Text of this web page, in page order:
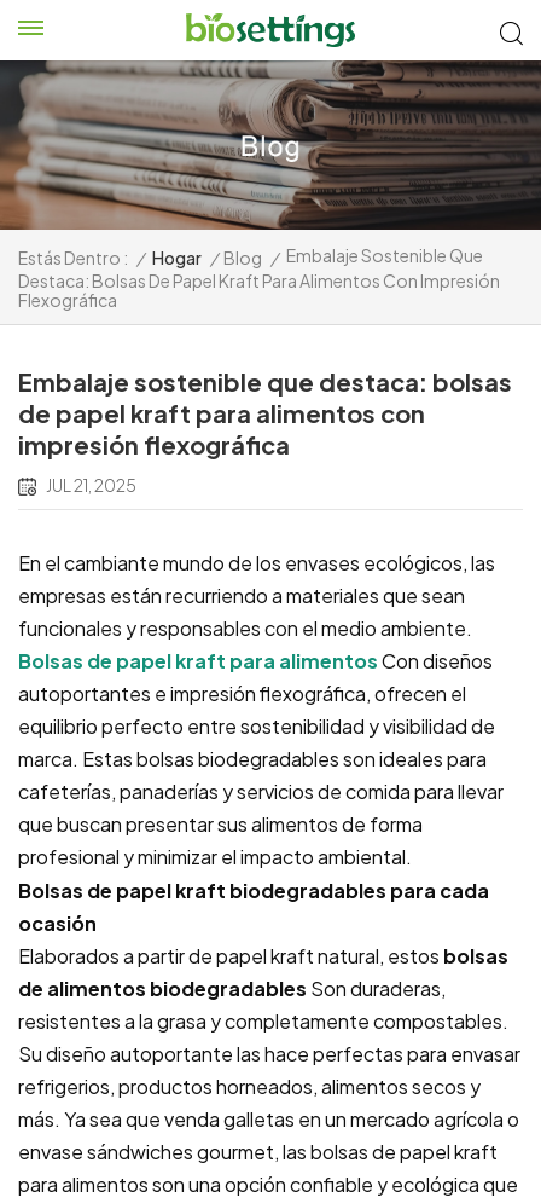
Estás Dentro : / Hogar / Blog / Embalaje Sostenible Que
Destaca: Bolsas De Papel Kraft Para Alimentos Con Impresión
Flexográfica
Embalaje sostenible que destaca: bolsas
de papel kraft para alimentos con
impresión flexográfica
JUL 21, 2025
En el cambiante mundo de los envases ecológicos, las
empresas están recurriendo a materiales que sean
funcionales y responsables con el medio ambiente.
Bolsas de papel kraft para alimentosCon diseños
autoportantes e impresión flexográfica, ofrecen el
equilibrio perfecto entre sostenibilidad y visibilidad de
marca. Estas bolsas biodegradables son ideales para
cafeterías, panaderías y servicios de comida para llevar
que buscan presentar sus alimentos de forma
profesional y minimizar el impacto ambiental.
Bolsas de papel kraft biodegradables para cada
ocasión
Elaborados a partir de papel kraft natural, estos bolsas
de alimentos biodegradables Son duraderas,
resistentes a la grasa y completamente compostables.
Su diseño autoportante las hace perfectas para envasar
refrigerios, productos horneados, alimentos secos y
más. Ya sea que venda galletas en un mercado agrícola o
envase sándwiches gourmet, las bolsas de papel kraft
para alimentos son una opción confiable y ecológica que